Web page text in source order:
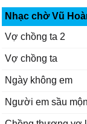
Nhạc chờ Vũ
Vợ chồng ta 2
Vợ chồng ta
Ngày không em
Người em sầu